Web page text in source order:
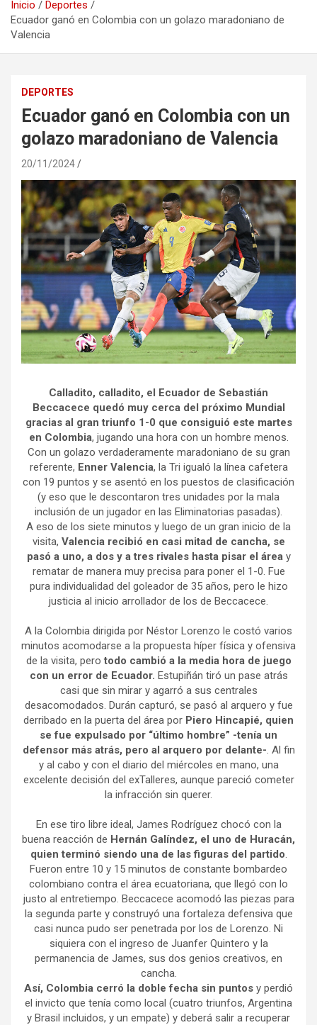
Inicio
Deportes
Ecuador ganó en Colombia con un golazo maradoniano de
Valencia
DEPORTES
Ecuador ganó en Colombia con un
golazo maradoniano de Valencia
20/11/2024
Calladito, calladito, el Ecuador de Sebastián
Beccacece quedó muy cerca del próximo Mundial
gracias al gran triunfo 1-0 que consiguió este martes
en Colombia, jugando una hora con un hombre menos.
Con un golazo verdaderamente maradoniano de su gran
referente, Enner Valencia, la Tri igualó la línea cafetera
con 19 puntos y se asentó en los puestos de clasificación
(y eso que le descontaron tres unidades por la mala
inclusión de un jugador en las Eliminatorias pasadas).
A eso de los siete minutos y luego de un gran inicio de la
visita, Valencia recibió en casi mitad de cancha, se
pasó a uno, a dos y a tres rivales hasta pisar el áreay
rematar de manera muy precisa para poner el 1-0. Fue
pura individualidad del goleador de 35 años, pero le hizo
justicia al inicio arrollador de los de Beccacece.
A la Colombia dirigida por Néstor Lorenzo le costó varios
minutos acomodarse a la propuesta híper física y ofensiva
de la visita, perotodo cambió a la media hora de juego
con un error de Ecuador. Estupiñán tiró un pase atrás
casi que sin mirar y agarró a sus centrales
desacomodados. Durán capturó, se pasó al arquero y fue
derribado en la puerta del área por Piero Hincapié, quien
se fue expulsado por “último hombre” -tenía un
defensor más atrás, pero al arquero por delante-. Al fin
y al cabo y con el diario del miércoles en mano, una
excelente decisión del exTalleres, aunque pareció cometer
la infracción sin querer.
En ese tiro libre ideal, James Rodríguez chocó con la
buena reacción de Hernán Galíndez, el uno de Huracán,
quien terminó siendo una de las figuras del partido.
Fueron entre 10 y 15 minutos de constante bombardeo
colombiano contra el área ecuatoriana, que llegó con lo
justo al entretiempo. Beccacece acomodó las piezas para
la segunda parte y construyó una fortaleza defensiva que
casi nunca pudo ser penetrada por los de Lorenzo. Ni
siquiera con el ingreso de Juanfer Quintero y la
permanencia de James, sus dos genios creativos, en
cancha.
Así, Colombia cerró la doble fecha sin puntos y perdió
el invicto que tenía como local (cuatro triunfos, Argentina
y Brasil incluidos, y un empate) y deberá salir a recuperar